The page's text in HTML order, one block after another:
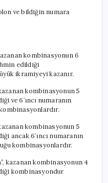
ve bildiğin numara
kombinasyonun 6
edildiği
ikramiyeyi kazanır.
kombinasyonun 5
ve 6’ıncı numaranın
kombinasyonun 5
ancak 6’ıncı numaranın
kombinasyonlardır.
kazanan kombinasyonun 4
kombinasyondur